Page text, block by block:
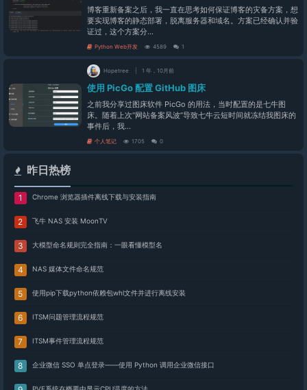
博客重新备案之后，我一直在思考如何保证博客的灾备方案，想
要实现博客的静态部署，脱离服务器和域名。方案已经确认并验
证过，这个方案分...
Python Web开发 4589 1
Hopetree 1 年，10月前
使用 PicGo 配置 GitHub 图床
之前我分享过图床软件 PicGo 的用法，当时配置的是七牛图
床。随着上次“网站备案风波”导致七牛云短时间就冻结我图床的
事件后，我...
个人笔记 1705 0
昨日热榜
Chrome 浏览器插件离线下载与安装指南
飞牛 NAS 安装 MoonTV
大模型命名规则完全指南：一眼看懂模型名
NAS 媒体文件命名规范
使用pip下载python依赖包whl文件并进行离线安装
ITSM问题管理流程规范
ITSM事件管理流程规范
企业微信 SSO 单点登录——使用 Python 调用企业微信接口